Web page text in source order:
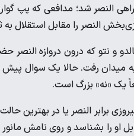
النصر شد؛ مدافعی که پپ
النصر را مقابل استقلال به
و نتو که درون دروازه
میدان رفت. حالا یک سوال پیش
یک «نه» بزرگ است.
برابر النصر یا در بهترین
او را بشناسد و روی نامش